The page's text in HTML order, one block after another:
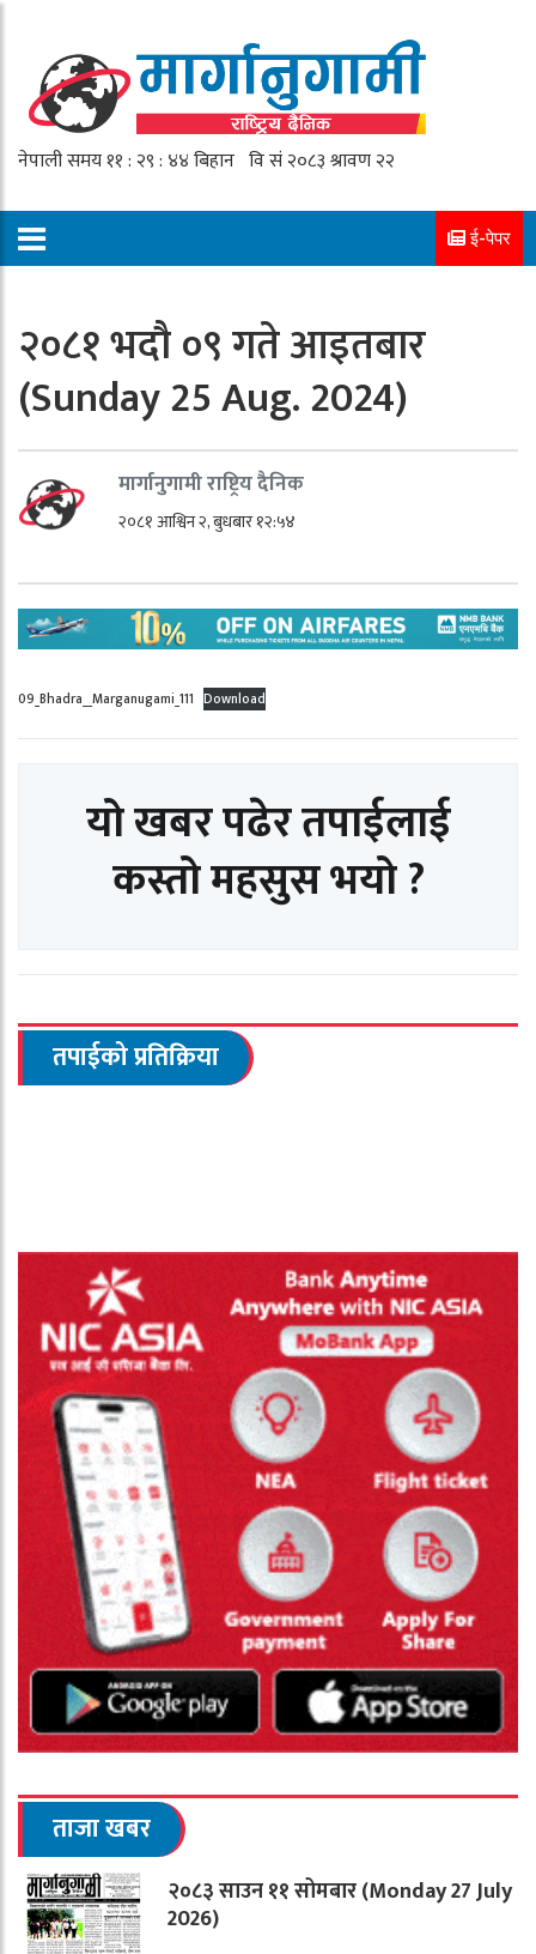
ई-पेपर
२०८१ भदौ ०९ गते आइतबार
(Sunday 25 Aug. 2024)
मार्गानुगामी राष्ट्रिय दैनिक
२०८१ आश्विन २, बुधबार १२:५४
09_Bhadra__Marganugami_111 Download
यो खबर पढेर तपाईलाई
कस्तो महसुस भयो ?
तपाईको प्रतिक्रिया
ताजा खबर
२०८३ साउन ११ सोमबार (Monday 27 July
2026)